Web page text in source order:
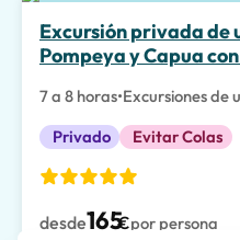
Experiencias
Excursión privada de
Pompeya y Capua
7 a 8 horas•Excursiones de
Privado
Evitar Colas
desde165€por persona